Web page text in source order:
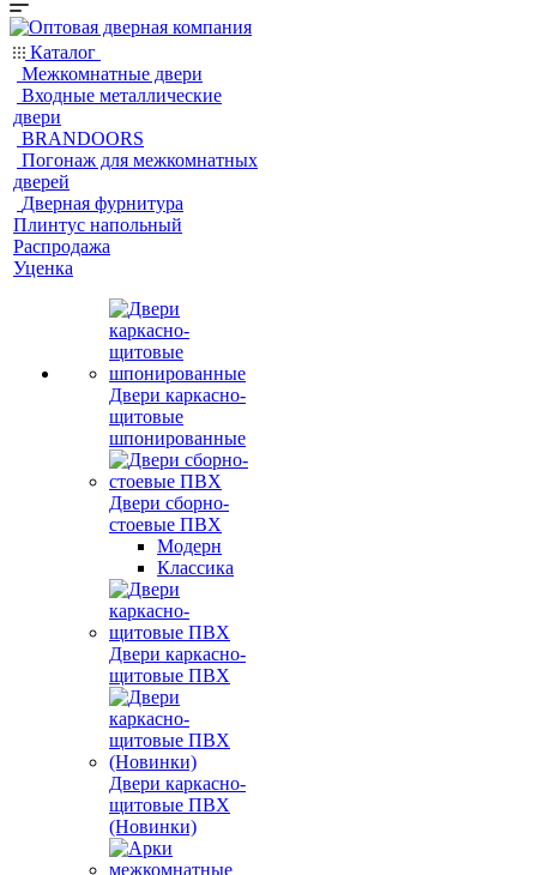
Каталог
Межкомнатные двери
Входные металлические
двери
BRANDOORS
Погонаж для межкомнатных
дверей
Дверная фурнитура
Плинтус напольный
Распродажа
Уценка
Двери каркасно-
щитовые
шпонированные
Двери сборно-
стоевые ПВХ
Модерн
Классика
Двери каркасно-
щитовые ПВХ
Двери каркасно-
щитовые ПВХ
(Новинки)